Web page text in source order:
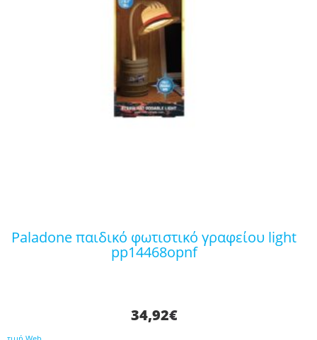
paladone παιδικό φωτιστικό γραφείου light
pp14468opnf
34,92€